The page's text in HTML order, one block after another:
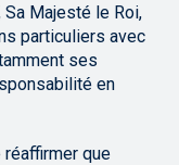
Sa Majesté le Roi,
particuliers avec
ses
en
réaffirmer que